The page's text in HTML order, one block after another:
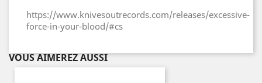
https://www.knivesoutrecords.com/releases/excessive-
force-in-your-blood/#cs
VOUS AIMEREZ AUSSI